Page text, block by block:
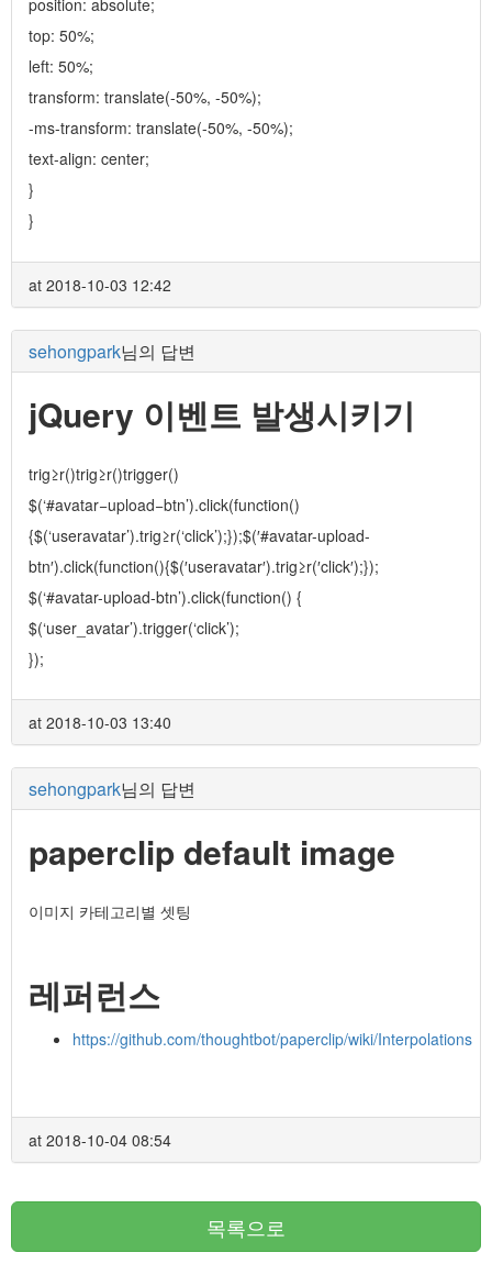
position: absolute;
top: 50%;
left: 50%;
transform: translate(-50%, -50%);
-ms-transform: translate(-50%, -50%);
text-align: center;
}
}
at 2018-10-03 12:42
sehongpark님의 답변
jQuery 이벤트 발생시키기
trig≥r()trig≥r()trigger()
$(‘#avatar−upload−btn’).click(function()
{$(‘useravatar’).trig≥r(‘click’);});$(′#avatar-upload-
btn′).click(function(){$(′useravatar′).trig≥r(′click′);});
$(‘#avatar-upload-btn’).click(function() {
$(‘user_avatar’).trigger(‘click’);
});
at 2018-10-03 13:40
sehongpark님의 답변
paperclip default image
이미지 카테고리별 셋팅
레퍼런스
https://github.com/thoughtbot/paperclip/wiki/Interpolations
at 2018-10-04 08:54
목록으로